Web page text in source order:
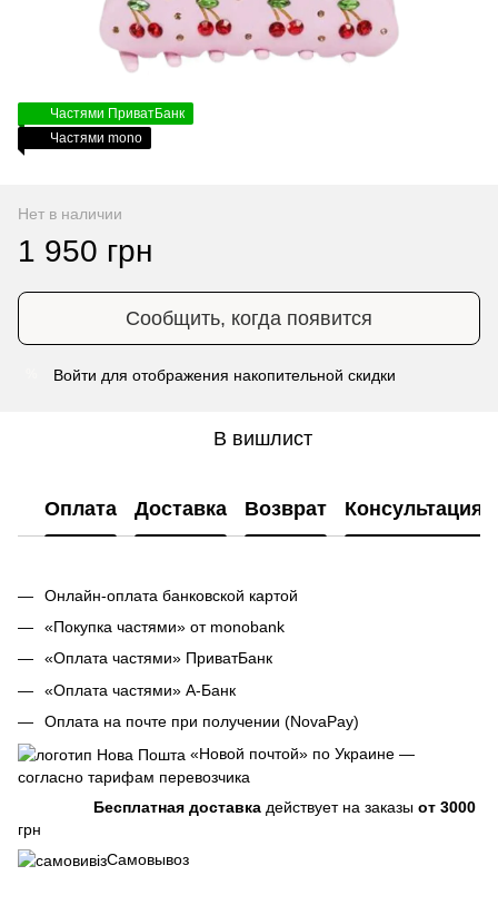
Частями ПриватБанк
Частями mono
Нет в наличии
1 950 грн
Сообщить, когда появится
Войти для отображения накопительной скидки
В вишлист
Оплата Доставка Возврат Консультация
Онлайн-оплата банковской картой
«Покупка частями» от monobank
«Оплата частями» ПриватБанк
«Оплата частями» А-Банк
Оплата на почте при получении (NovaPay)
«Новой почтой» по Украине —
согласно тарифам перевозчика
Бесплатная доставка действует на заказы от 3000
грн
Самовывоз